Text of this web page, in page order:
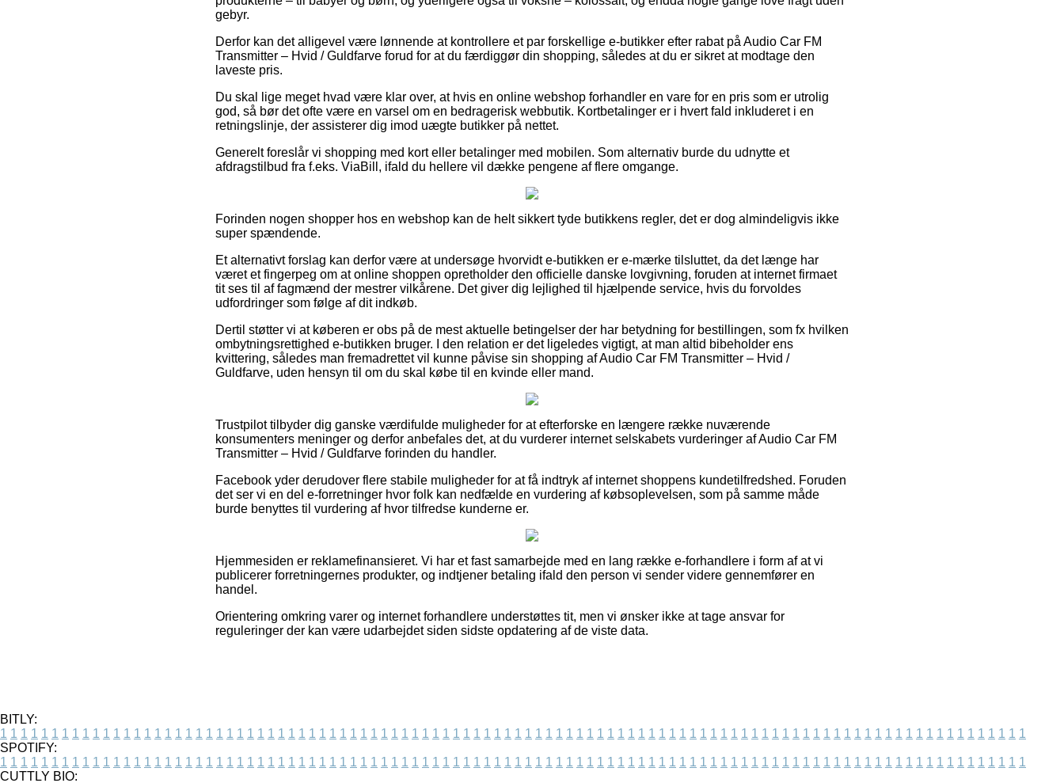
gebyr.
Derfor kan det alligevel være lønnende at kontrollere et par forskellige e-butikker efter rabat på Audio Car FM
Transmitter – Hvid / Guldfarve forud for at du færdiggør din shopping, således at du er sikret at modtage den
laveste pris.
Du skal lige meget hvad være klar over, at hvis en online webshop forhandler en vare for en pris som er utrolig
god, så bør det ofte være en varsel om en bedragerisk webbutik. Kortbetalinger er i hvert fald inkluderet i en
retningslinje, der assisterer dig imod uægte butikker på nettet.
Generelt foreslår vi shopping med kort eller betalinger med mobilen. Som alternativ burde du udnytte et
afdragstilbud fra f.eks. ViaBill, ifald du hellere vil dække pengene af flere omgange.
Forinden nogen shopper hos en webshop kan de helt sikkert tyde butikkens regler, det er dog almindeligvis ikke
super spændende.
Et alternativt forslag kan derfor være at undersøge hvorvidt e-butikken er e-mærke tilsluttet, da det længe har
været et fingerpeg om at online shoppen opretholder den officielle danske lovgivning, foruden at internet firmaet
tit ses til af fagmænd der mestrer vilkårene. Det giver dig lejlighed til hjælpende service, hvis du forvoldes
udfordringer som følge af dit indkøb.
Dertil støtter vi at køberen er obs på de mest aktuelle betingelser der har betydning for bestillingen, som fx hvilken
ombytningsrettighed e-butikken bruger. I den relation er det ligeledes vigtigt, at man altid bibeholder ens
kvittering, således man fremadrettet vil kunne påvise sin shopping af Audio Car FM Transmitter – Hvid /
Guldfarve, uden hensyn til om du skal købe til en kvinde eller mand.
Trustpilot tilbyder dig ganske værdifulde muligheder for at efterforske en længere række nuværende
konsumenters meninger og derfor anbefales det, at du vurderer internet selskabets vurderinger af Audio Car FM
Transmitter – Hvid / Guldfarve forinden du handler.
Facebook yder derudover flere stabile muligheder for at få indtryk af internet shoppens kundetilfredshed. Foruden
det ser vi en del e-forretninger hvor folk kan nedfælde en vurdering af købsoplevelsen, som på samme måde
burde benyttes til vurdering af hvor tilfredse kunderne er.
Hjemmesiden er reklamefinansieret. Vi har et fast samarbejde med en lang række e-forhandlere i form af at vi
publicerer forretningernes produkter, og indtjener betaling ifald den person vi sender videre gennemfører en
handel.
Orientering omkring varer og internet forhandlere understøttes tit, men vi ønsker ikke at tage ansvar for
reguleringer der kan være udarbejdet siden sidste opdatering af de viste data.
BITLY:
1 1 1 1 1 1 1 1 1 1 1 1 1 1 1 1 1 1 1 1 1 1 1 1 1 1 1 1 1 1 1 1 1 1 1 1 1 1 1 1 1 1 1 1 1 1 1 1 1 1 1 1 1 1 1 1 1 1 1 1 1 1 1 1 1 1 1 1 1 1 1 1 1 1 1 1 1 1 1 1 1 1 1 1 1 1 1 1 1 1 1 1 1 1 1 1 1 1 1 1
SPOTIFY:
1 1 1 1 1 1 1 1 1 1 1 1 1 1 1 1 1 1 1 1 1 1 1 1 1 1 1 1 1 1 1 1 1 1 1 1 1 1 1 1 1 1 1 1 1 1 1 1 1 1 1 1 1 1 1 1 1 1 1 1 1 1 1 1 1 1 1 1 1 1 1 1 1 1 1 1 1 1 1 1 1 1 1 1 1 1 1 1 1 1 1 1 1 1 1 1 1 1 1 1
CUTTLY BIO: